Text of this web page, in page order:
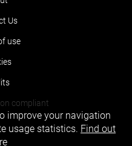
Us
use
compliant
improve your navigation
usage statistics. Find out